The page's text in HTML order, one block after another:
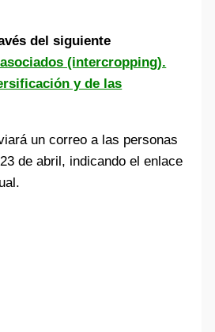
del siguiente
(intercropping).
y de las
un correo a las personas
de abril, indicando el enlace